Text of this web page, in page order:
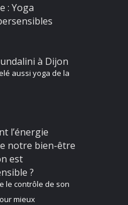
: Yoga
à Dijon
aussi yoga de la
l’énergie
notre bien-être
est
?
le contrôle de son
mieux